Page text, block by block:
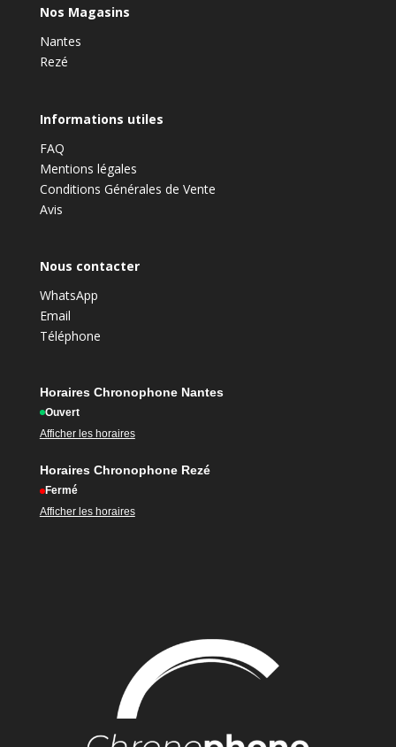
Nos Magasins
Nantes
Rezé
Informations utiles
FAQ
Mentions légales
Conditions Générales de Vente
Avis
Nous contacter
WhatsApp
Email
Téléphone
Horaires Chronophone Nantes
Ouvert
Afficher les horaires
Horaires Chronophone Rezé
Fermé
Afficher les horaires